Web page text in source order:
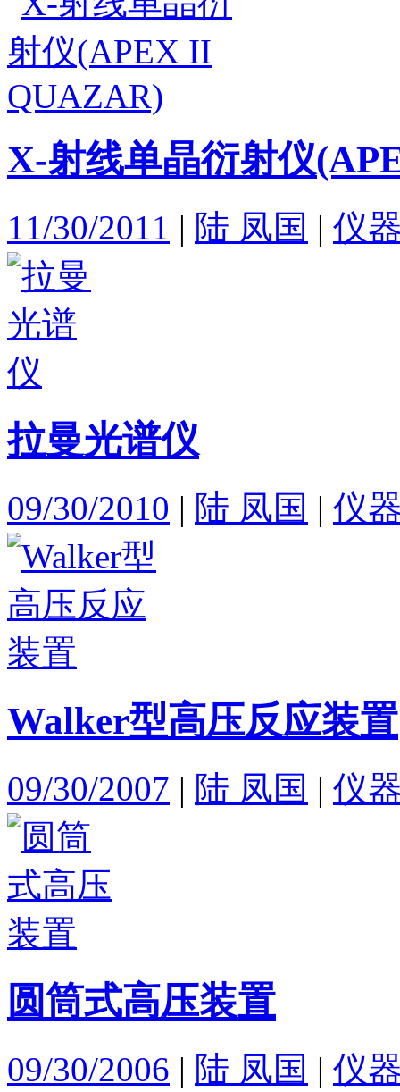
X-射线单晶衍射仪
11/30/2011 | 陆 凤国 | 仪
拉曼光谱仪
09/30/2010 | 陆 凤国 | 仪
Walker型高压反应装置
09/30/2007 | 陆 凤国 | 仪
圆筒式高压装置
09/30/2006 | 陆 凤国 | 仪